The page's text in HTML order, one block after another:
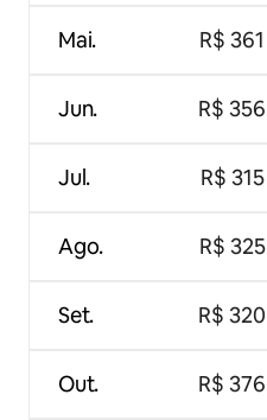
Mai.
Jun.
Jul.
Ago.
Set.
Out.
R$ 361
R$ 356
R$ 315
R$ 325
R$ 320
R$ 376